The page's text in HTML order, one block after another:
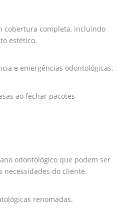
cobertura completa, incluindo
estético.
e emergências odontológicas.
ao fechar pacotes
odontológico que podem ser
necessidades do cliente.
renomadas.